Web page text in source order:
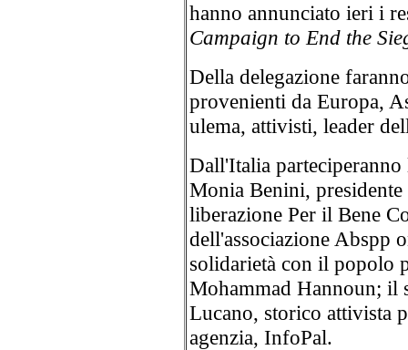
hanno annunciato ieri i
Campaign to End the
Della delegazione
provenienti da Europa,
ulema, attivisti, leader
Dall'Italia parteciperanno
Monia Benini,
liberazione Per il Bene
dell'associazione Abspp
solidarietà con il popolo
Mohammad Hannoun; il
Lucano, storico attivista
agenzia, InfoPal.